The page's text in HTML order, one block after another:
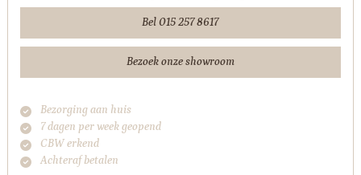
Tower
Living
aantal
Bel 015 257 8617
Bezoek onze showroom
Bezorging aan huis
7 dagen per week geopend
CBW erkend
Achteraf betalen